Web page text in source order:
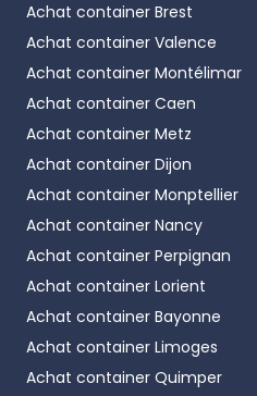
Achat container Brest
Achat container Valence
Achat container Montélimar
Achat container Caen
Achat container Metz
Achat container Dijon
Achat container Monptellier
Achat container Nancy
Achat container Perpignan
Achat container Lorient
Achat container Bayonne
Achat container Limoges
Achat container Quimper